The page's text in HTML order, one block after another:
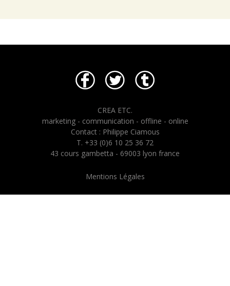
CREA ETC.
marketing - communication - offline - online
Contact : Philippe Ciamous
T. +33 (0)6 10 25 36 72
43 cours gambetta - 69003 lyon france
Mentions Légales